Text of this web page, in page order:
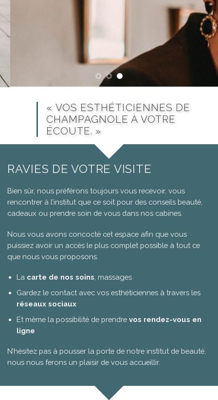
« VOS ESTHÉTICIENNES DE
CHAMPAGNOLE À VOTRE
ÉCOUTE. »
RAVIES DE VOTRE VISITE
Bien sûr, nous préférons toujours vous recevoir, vous
rencontrer à l’institut que ce soit pour des conseils beauté,
cadeaux ou prendre soin de vous dans nos cabines.
Nous vous avons concocté cet espace afin que vous
puissiez avoir un accès le plus complet possible à tout ce
que nous vous proposons.
La carte de nos soins , massages
Gardez le contact avec vos esthéticiennes à travers les
réseaux sociaux
Et même la possibilité de prendrevos rendez-vous en
ligne
N’hésitez pas à pousser la porte de notre institut de beauté,
nous nous ferons un plaisir de vous accueillir.